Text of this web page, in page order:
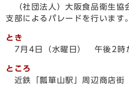
（社団法人）大阪食品衛生協
支部によるパレードを行います。
とき
7月4日（水曜日） 午後2時
ところ
近鉄「瓢箪山駅」周辺商店街